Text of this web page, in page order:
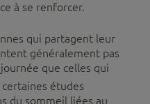
à se renforcer.
qui partagent leur
généralement pas
que celles qui
études
du sommeil liées au